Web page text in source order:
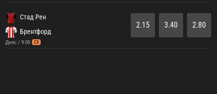
Стад Рен
Брентфорд
Днес / 9:00 СЗ
2.15 3.40 2.80